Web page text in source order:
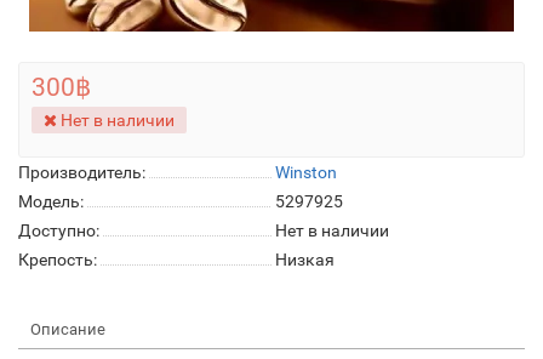
Производитель:
Winston
Модель:
5297925
Доступно:
Нет в наличии
Крепость:
Низкая
300฿
Нет в наличии
Описание